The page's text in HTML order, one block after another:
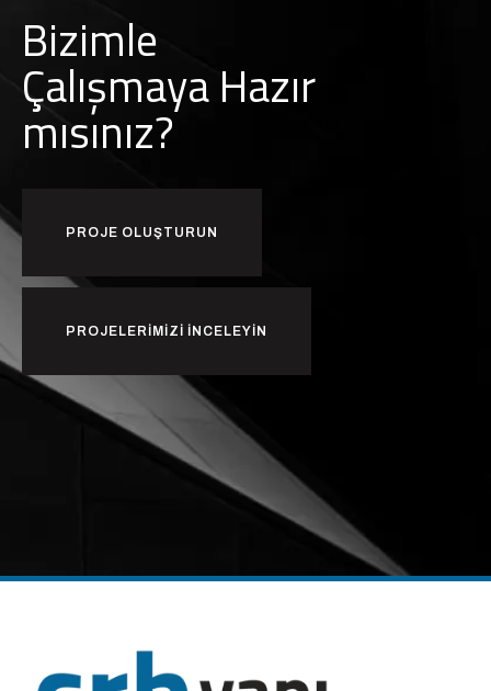
Bizimle
Çalışmaya Hazır
mısınız?
PROJE OLUŞTURUN
PROJELERIMIZI INCELEYIN